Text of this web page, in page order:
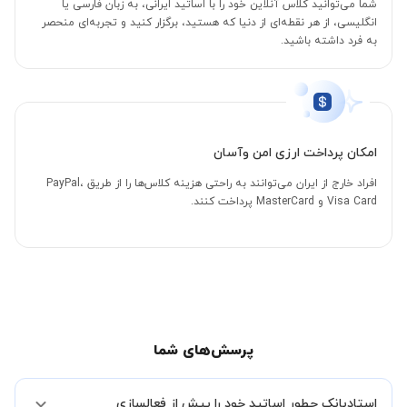
شما می‌توانید کلاس آنلاین خود را با اساتید ایرانی، به زبان فارسی یا
انگلیسی، از هر نقطه‌ای از دنیا که هستید، برگزار کنید و تجربه‌ای منحصر
به فرد داشته باشید.
امکان پرداخت ارزی امن وآسان
افراد خارج از ایران می‌توانند به راحتی هزینه کلاس‌ها را از طریق PayPal،
Visa Card و MasterCard پرداخت کنند.
پرسش‌های شما